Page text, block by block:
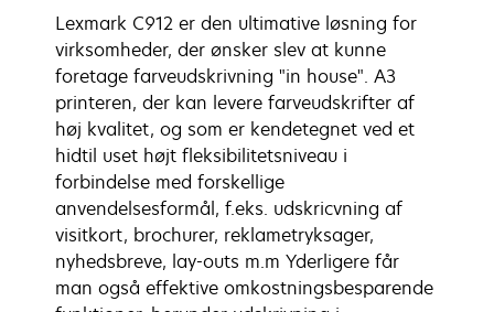
Lexmark C912 er den ultimative løsning for
virksomheder, der ønsker slev at kunne
foretage farveudskrivning "in house". A3
printeren, der kan levere farveudskrifter af
høj kvalitet, og som er kendetegnet ved et
hidtil uset højt fleksibilitetsniveau i
forbindelse med forskellige
anvendelsesformål, f.eks. udskricvning af
visitkort, brochurer, reklametryksager,
nyhedsbreve, lay-outs m.m Yderligere får
man også effektive omkostningsbesparende